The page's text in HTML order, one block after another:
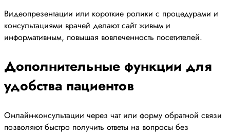
Видеопрезентации или короткие ролики с процедурами и
консультациями врачей делают сайт живым и
информативным, повышая вовлеченность посетителей.
Дополнительные функции для
удобства пациентов
Онлайн-консультации через чат или форму обратной связи
позволяют быстро получить ответы на вопросы без